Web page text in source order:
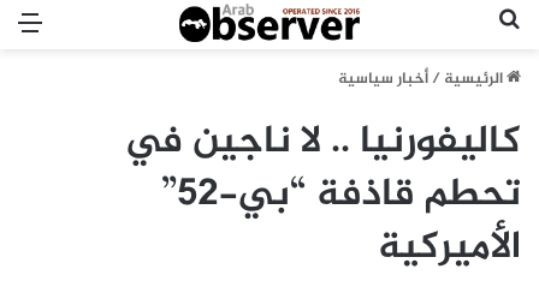
الرئيسية/أخبار سياسية
كاليفورنيا .. لا ناجين في
تحطم قاذفة “بي-52”
الأميركية